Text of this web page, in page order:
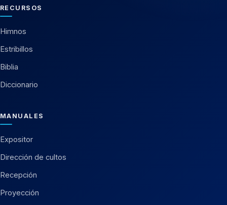
RECURSOS
Himnos
Estribillos
Biblia
Diccionario
MANUALES
Expositor
Dirección de cultos
Recepción
Proyección